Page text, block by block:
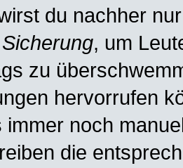
du nachher
Sicherung, um
zu
hervorrufen
immer noch
die